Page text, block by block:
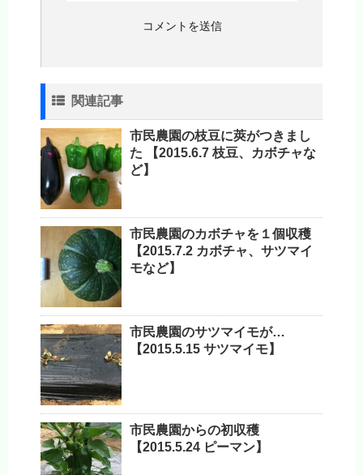
関連記事
市民農園の枝豆に莢がつきまし
た 【2015.6.7 枝豆、カボチャな
ど】
市民農園のカボチャを１個収穫
【2015.7.2 カボチャ、サツマイ
モなど】
市民農園のサツマイモが…
【2015.5.15 サツマイモ】
市民農園からの初収穫
【2015.5.24 ピーマン】